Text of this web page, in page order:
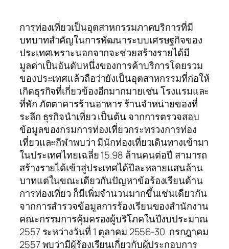
การท่องเที่ยวเป็นอุตสาหกรรมภาคบริการที่มี
บทบาทสำคัญในการพัฒนาระบบเศรษฐกิจของ
ประเทศเพราะนอกจากจะช่วยสร้างรายได้มี
มูลค่าเป็นอันดับหนึ่งของการค้าบริการโดยรวม
ของประเทศแล้วถือว่ายังเป็นอุตสาหกรรมที่ก่อให้
เกิดธุรกิจที่เกี่ยวข้องอีกมากมายเช่น โรงแรมและ
ที่พัก ภัตตาคารร้านอาหาร ร้านจำหน่ายของที่
ระลึก ธุรกิจนำเที่ยว เป็นต้น จากการตรวจสอบ
ข้อมูลของกรมการท่องเที่ยวกระทรวงการท่อง
เที่ยวและกีฬาพบว่า มีนักท่องเที่ยวเดินทางเข้ามา
ในประเทศไทยเฉลี่ย 15.98 ล้านคนต่อปี สามารถ
สร้างรายได้เข้าสู่ประเทศได้ปีละหลายแสนล้าน
บาทแต่ในขณะเดียวกันปัญหาข้อร้องเรียนด้าน
การท่องเที่ยว ก็มีเพิ่มจำนวนมากขึ้นเช่นเดียวกัน
จากการสำรวจข้อมูลการร้องเรียนของสำนักงาน
คณะกรรมการคุ้มครองผู้บริโภคในปีงบประมาณ
2557 ระหว่างวันที่ 1 ตุลาคม 2556-30 กรกฎาคม
2557 พบว่ามีผู้ร้องเรียนเกี่ยวกับผู้ประกอบการ